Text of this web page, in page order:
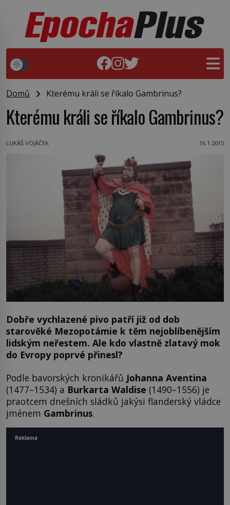
Domů Kterému králi se říkalo Gambrinus?
Kterému králi se říkalo Gambrinus?
LUKÁŠ VOJÁČEK 16.1.2015
Dobře vychlazené pivo patří již od dob
starověké Mezopotámie k těm nejoblíbenějším
lidským neřestem. Ale kdo vlastně zlatavý mok
do Evropy poprvé přinesl?
Podle bavorských kronikářů Johanna Aventina
(1477–1534) a Burkarta Waldise (1490–1556) je
praotcem dnešních sládků jakýsi flanderský vládce
jménem Gambrinus.
Reklama